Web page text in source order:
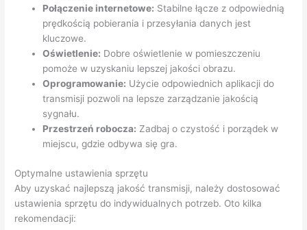
Połączenie internetowe: Stabilne łącze z odpowiednią
prędkością pobierania i przesyłania danych jest
kluczowe.
Oświetlenie: Dobre oświetlenie w pomieszczeniu
pomoże w uzyskaniu lepszej jakości obrazu.
Oprogramowanie: Użycie odpowiednich aplikacji do
transmisji pozwoli na lepsze zarządzanie jakością
sygnału.
Przestrzeń robocza: Zadbaj o czystość i porządek w
miejscu, gdzie odbywa się gra.
Optymalne ustawienia sprzętu
Aby uzyskać najlepszą jakość transmisji, należy dostosować
ustawienia sprzętu do indywidualnych potrzeb. Oto kilka
rekomendacji: